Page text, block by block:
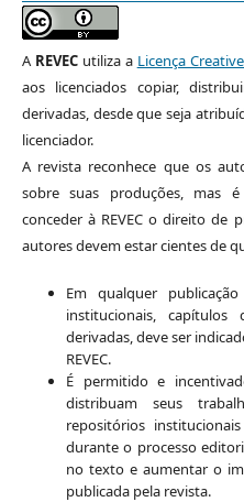
A REVECutiliza a Licença
aos licenciados copiar,
derivadas, desde que seja
licenciador.
A revista reconhece que os
sobre suas produções, mas
conceder à REVEC o direito de
autores devem estar cientes de
Em qualquer
institucionais,
derivadas, deve ser
REVEC.
É permitido e
distribuam seus
repositórios
durante o processo
no texto e aumentar o
publicada pela revista.